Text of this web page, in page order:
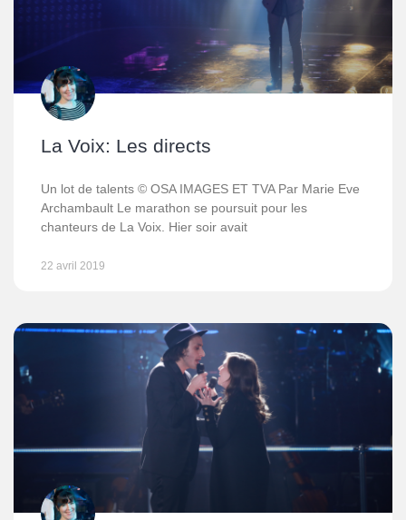
La Voix: Les directs
Un lot de talents © OSA IMAGES ET TVA Par Marie Eve
Archambault Le marathon se poursuit pour les
chanteurs de La Voix. Hier soir avait
22 avril 2019